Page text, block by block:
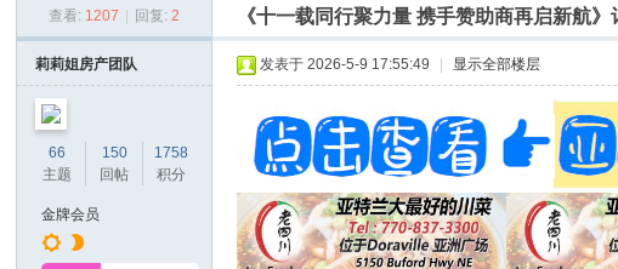
65
查看: 1207 回复: 2 《十一载同行聚力量 携手赞助商再启新航
莉莉姐房产团队
66
主题
150
回帖
1758
积分
金牌会员
发表于 2026-5-9 17:55:49 显示全部楼层